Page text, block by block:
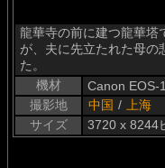
龍華寺の前に建つ龍華塔
が、夫に先立たれた母
た。
機材
Canon EOS-
撮影地
中国 /
上海
サイズ
3720 x 8244